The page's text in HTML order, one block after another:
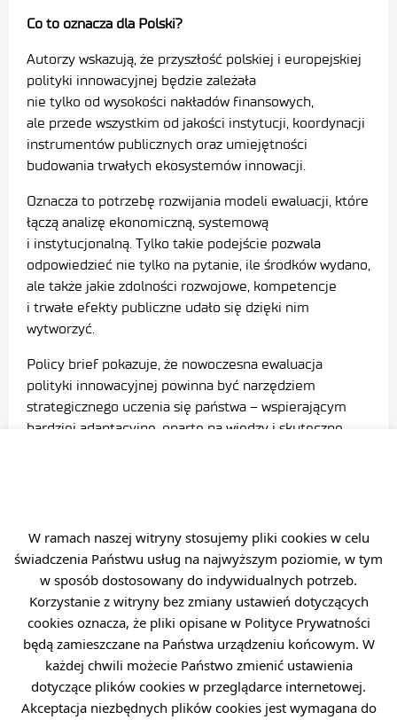
W ramach naszej witryny stosujemy pliki cookies w celu
świadczenia Państwu usług na najwyższym poziomie, w tym
w sposób dostosowany do indywidualnych potrzeb.
Korzystanie z witryny bez zmiany ustawień dotyczących
cookies oznacza, że pliki opisane w Polityce Prywatności
będą zamieszczane na Państwa urządzeniu końcowym. W
każdej chwili możecie Państwo zmienić ustawienia
dotyczące plików cookies w przeglądarce internetowej.
Akceptacja niezbędnych plików cookies jest wymagana do
Co to oznacza dla Polski?
Autorzy wskazują, że przyszłość polskiej i europejskiej
polityki innowacyjnej będzie zależała
nie tylko od wysokości nakładów finansowych,
ale przede wszystkim od jakości instytucji, koordynacji
instrumentów publicznych oraz umiejętności
budowania trwałych ekosystemów innowacji.
Oznacza to potrzebę rozwijania modeli ewaluacji, które
łączą analizę ekonomiczną, systemową
i instytucjonalną. Tylko takie podejście pozwala
odpowiedzieć nie tylko na pytanie, ile środków wydano,
ale także jakie zdolności rozwojowe, kompetencje
i trwałe efekty publiczne udało się dzięki nim
wytworzyć.
Policy brief pokazuje, że nowoczesna ewaluacja
polityki innowacyjnej powinna być narzędziem
strategicznego uczenia się państwa – wspierającym
bardziej adaptacyjne, oparte na wiedzy i skuteczne
kosztów a systemową analizą wartości
dodanej”